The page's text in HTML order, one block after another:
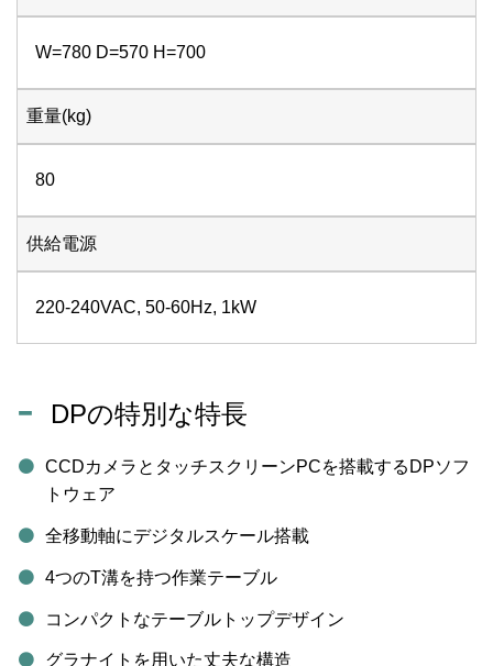
W=780 D=570 H=700
重量(kg)
80
供給電源
220-240VAC, 50-60Hz, 1kW
DPの特別な特長
CCDカメラとタッチスクリーンPCを搭載するDPソフ
トウェア
全移動軸にデジタルスケール搭載
4つのT溝を持つ作業テーブル
コンパクトなテーブルトップデザイン
グラナイトを用いた丈夫な構造